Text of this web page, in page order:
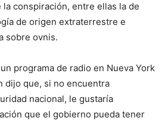
conspiración, entre ellas la de
de origen extraterrestre e
sobre ovnis.
programa de radio en Nueva York
dijo que, si no encuentra
nacional, le gustaría
que el gobierno pueda tener